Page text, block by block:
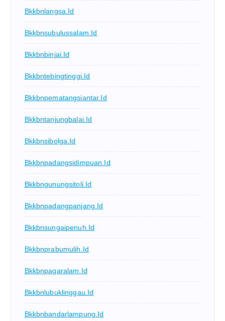
Bkkbnlangsa.id
Bkkbnsubulussalam.id
Bkkbnbinjai.id
Bkkbntebingtinggi.id
Bkkbnpematangsiantar.id
Bkkbntanjungbalai.id
Bkkbnsibolga.id
Bkkbnpadangsidimpuan.id
Bkkbngunungsitoli.id
Bkkbnpadangpanjang.id
Bkkbnsungaipenuh.id
Bkkbnprabumulih.id
Bkkbnpagaralam.id
Bkkbnlubuklinggau.id
Bkkbnbandarlampung.id